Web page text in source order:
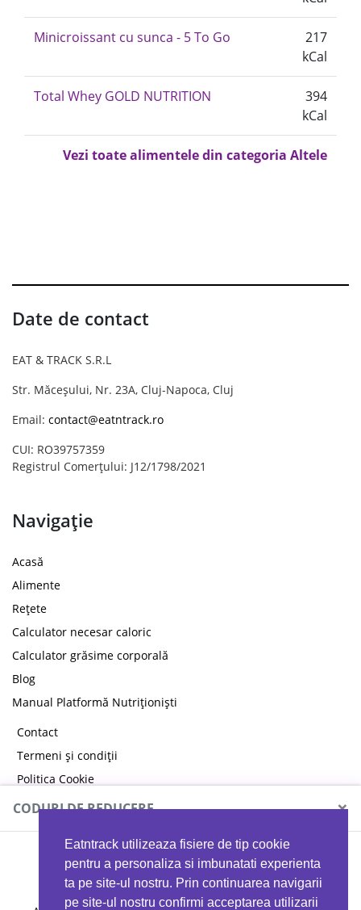
Eatntrack utilizeaza fisiere de tip cookie
pentru a personaliza si imbunatati experienta
ta pe site-ul nostru. Prin continuarea navigarii
pe site-ul nostru confirmi acceptarea utilizarii
Minicroissant cu sunca - 5 To Go
217
kCal
Total Whey GOLD NUTRITION
394
kCal
Vezi toate alimentele din categoria Altele
Date de contact
EAT & TRACK S.R.L
Str. Măceșului, Nr. 23A, Cluj-Napoca, Cluj
Email: contact@eatntrack.ro
CUI: RO39757359
Registrul Comerțului: J12/1798/2021
Navigație
Acasă
Alimente
Rețete
Calculator necesar caloric
Calculator grăsime corporală
Blog
Manual Platformă Nutriționiști
Contact
Termeni și condiții
Politica Cookie
Politica de confidențialitate
CODURI DE REDUCERE ×
MYPROTEIN